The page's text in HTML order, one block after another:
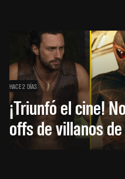
HACE 2 DÍAS
¡Triunfó el cine!
offs de villanos